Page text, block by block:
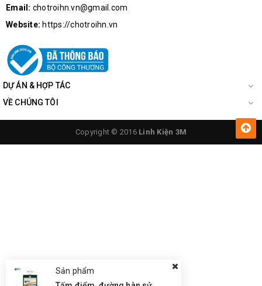
Email: chotroihn.vn@gmail.com
Website: https://chotroihn.vn
DỰ ÁN & HỢP TÁC
VỀ CHÚNG TÔI
Copyright © 2016 Linh Kiện 3M
Sản phẩm